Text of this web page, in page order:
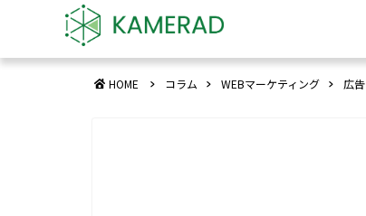
HOME コラム WEBマーケティング 広告